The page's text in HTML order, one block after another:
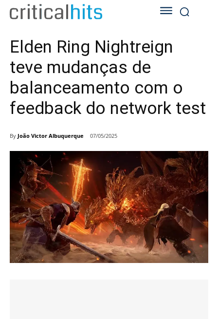
Elden Ring Nightreign
teve mudanças de
balanceamento com o
feedback do network test
By João Victor Albuquerque 07/05/2025